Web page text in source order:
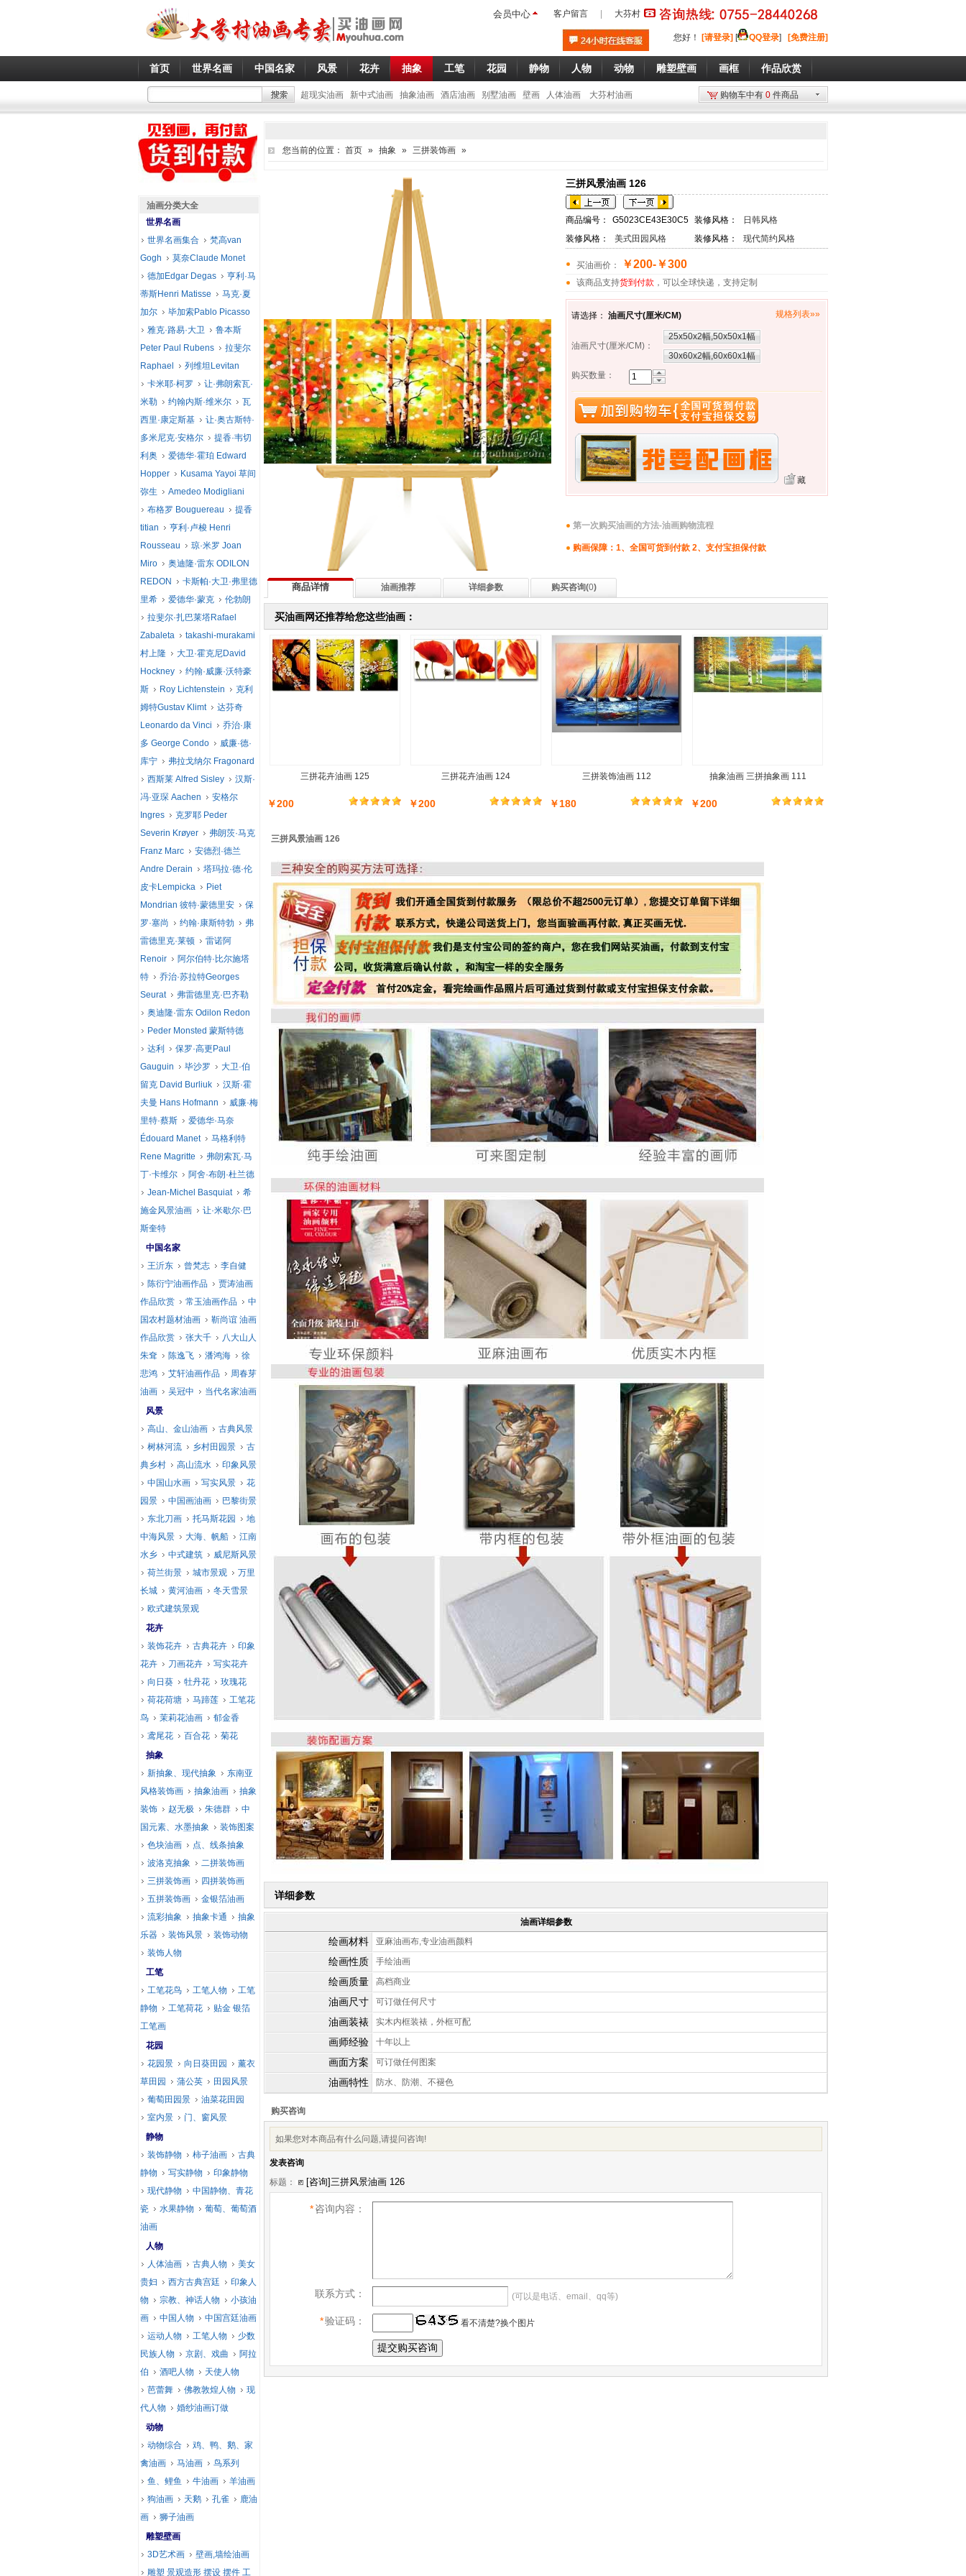
会员中心 客户留言 大芬村
您好 ！ [请登录] [ QQ登录] [免费注册]
首页 世界名画 中国名家 风景 花卉 抽象 工笔 花园 静物 人物 动物 雕塑壁画 画框 作品欣赏
超现实油画 新中式油画 抽象油画 酒店油画 别墅油画 壁画 人体油画 大芬村油画 购物车中有 0 件商品
您当前的位置： 首页 » 抽象 » 三拼装饰画 »
三拼风景油画 126
商品编号： G5023CE43E30C5 装修风格：
日韩风格
装修风格：
美式田园风格 装修风格： 现代简约风格
买油画价： ￥200-￥300
该商品支持货到付款 ，可以全球快递，支持定制
请选择： 油画尺寸(厘米/CM) 规格列表»»
油画尺寸(厘米/CM) ：
25x50x2幅,50x50x1幅
30x60x2幅,60x60x1幅
购买数量：
藏
第一次购买油画的方法-油画购物流程
购画保障：1、全国可货到付款 2、支付宝担保付款
商品详情 油画推荐 详细参数 购买咨询(0)
买油画网还推荐给您这些油画：
三拼花卉油画 125
￥200
三拼花卉油画 124
￥200
三拼装饰油画 112
￥180
抽象油画 三拼抽象画 111
￥200
三拼风景油画 126
详细参数
油画详细参数
绘画材料 亚麻油画布,专业油画颜料
绘画性质 手绘油画
绘画质量 高档商业
油画尺寸 可订做任何尺寸
油画装裱 实木内框装裱，外框可配
画师经验 十年以上
画面方案 可订做任何图案
油画特性 防水、防潮、不褪色
购买咨询
如果您对本商品有什么问题,请提问咨询!
发表咨询
标题：
*咨询内容：
联系方式： (可以是电话、email、qq等)
*验证码： 看不清楚?换个图片
油画分类大全
世界名画
世界名画集合
梵高van
Gogh
莫奈Claude Monet
德加Edgar Degas
亨利·马
蒂斯Henri Matisse
马克·夏
加尔
毕加索Pablo Picasso
雅克·路易·大卫
鲁本斯
Peter Paul Rubens
拉斐尔
Raphael
列维坦Levitan
卡米耶·柯罗
让·弗朗索瓦·
米勒
约翰内斯·维米尔
瓦
西里·康定斯基
让·奥古斯特·
多米尼克·安格尔
提香·韦切
利奥
爱德华·霍珀 Edward
Hopper
Kusama Yayoi 草间
弥生
Amedeo Modigliani
布格罗 Bouguereau
提香
titian
亨利·卢梭 Henri
Rousseau
琼·米罗 Joan
Miro
奥迪隆·雷东 ODILON
REDON
卡斯帕·大卫·弗里德
里希
爱德华·蒙克
伦勃朗
拉斐尔·扎巴莱塔Rafael
Zabaleta
takashi-murakami
村上隆
大卫·霍克尼David
Hockney
约翰·威廉·沃特豪
斯
Roy Lichtenstein
克利
姆特Gustav Klimt
达芬奇
Leonardo da Vinci
乔治·康
多 George Condo
威廉·德·
库宁
弗拉戈纳尔 Fragonard
西斯莱 Alfred Sisley
汉斯·
冯·亚琛 Aachen
安格尔
Ingres
克罗耶 Peder
Severin Krøyer
弗朗茨·马克
Franz Marc
安德烈·德兰
Andre Derain
塔玛拉·德·伦
皮卡Lempicka
Piet
Mondrian 彼特·蒙德里安
保
罗·塞尚
约翰·康斯特勃
弗
雷德里克·莱顿
雷诺阿
Renoir
阿尔伯特·比尔施塔
特
乔治·苏拉特Georges
Seurat
弗雷德里克·巴齐勒
奥迪隆·雷东 Odilon Redon
Peder Monsted 蒙斯特德
达利
保罗·高更Paul
Gauguin
毕沙罗
大卫·伯
留克 David Burliuk
汉斯·霍
夫曼 Hans Hofmann
威廉·梅
里特·蔡斯
爱德华·马奈
Édouard Manet
马格利特
Rene Magritte
弗朗索瓦·马
丁·卡维尔
阿舍·布朗·杜兰德
Jean-Michel Basquiat
希
施金风景油画
让·米歇尔·巴
斯奎特
中国名家
王沂东
曾梵志
李自健
陈衍宁油画作品
贾涛油画
作品欣赏
常玉油画作品
中
国农村题材油画
靳尚谊 油画
作品欣赏
张大千
八大山人
朱耷
陈逸飞 潘鸿海
徐
悲鸿
艾轩油画作品
周春芽
油画
吴冠中
当代名家油画
风景
高山、金山油画
古典风景
树林河流
乡村田园景
古
典乡村
高山流水
印象风景
中国山水画
写实风景
花
园景
中国画油画
巴黎街景
东北刀画
托马斯花园
地
中海风景
大海、帆船
江南
水乡
中式建筑
威尼斯风景
荷兰街景
城市景观
万里
长城
黄河油画
冬天雪景
欧式建筑景观
花卉
装饰花卉
古典花卉
印象
花卉
刀画花卉
写实花卉
向日葵
牡丹花
玫瑰花
荷花荷塘
马蹄莲
工笔花
鸟
茉莉花油画
郁金香
鸢尾花
百合花
菊花
抽象
新抽象、现代抽象
东南亚
风格装饰画
抽象油画
抽象
装饰
赵无极 朱德群
中
国元素、水墨抽象
装饰图案
色块油画
点、线条抽象
波洛克抽象
二拼装饰画
三拼装饰画
四拼装饰画
五拼装饰画
金银箔油画
流彩抽象
抽象卡通
抽象
乐器
装饰风景
装饰动物
装饰人物
工笔
工笔花鸟
工笔人物
工笔
静物
工笔荷花
贴金 银箔
工笔画
花园
花园景
向日葵田园
薰衣
草田园
蒲公英
田园风景
葡萄田园景
油菜花田园
室内景
门、窗风景
静物
装饰静物
柿子油画
古典
静物
写实静物
印象静物
现代静物
中国静物、青花
瓷
水果静物
葡萄、葡萄酒
油画
人物
人体油画
古典人物
美女
贵妇
西方古典宫廷
印象人
物
宗教、神话人物
小孩油
画
中国人物
中国宫廷油画
运动人物
工笔人物
少数
民族人物
京剧、戏曲
阿拉
伯
酒吧人物
天使人物
芭蕾舞
佛教敦煌人物
现
代人物
婚纱油画订做
动物
动物综合
鸡、鸭、鹅、家
禽油画
马油画
鸟系列
鱼、鲤鱼
牛油画
羊油画
狗油画
天鹅 孔雀
鹿油
画
狮子油画
雕塑壁画
3D艺术画
壁画,墙绘油画
雕塑 景观造形 摆设 摆件 工